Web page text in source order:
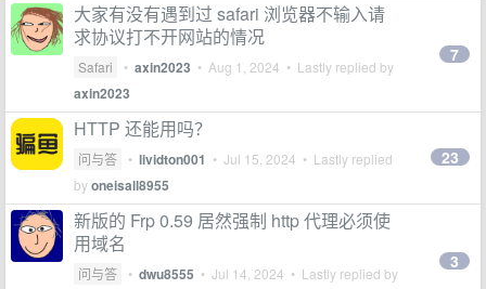
大家有没有遇到过 safari 浏览器不输入请
求协议打不开网站的情况
Safari • axin2023 • Aug 1, 2024 • Lastly replied by
axin2023
7
HTTP 还能用吗？
问与答 • lividton001 • Jul 15, 2024 • Lastly replied
byoneisall8955
23
新版的 Frp 0.59 居然强制 http 代理必须使
用域名
问与答 • dwu8555 • Jul 14, 2024 • Lastly replied by
3